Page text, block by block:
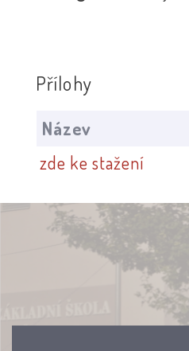
Přílohy
Název
zde ke stažení